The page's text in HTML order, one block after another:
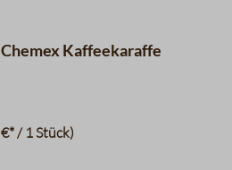
Chemex Kaffeekaraffe
/ 1 Stück)